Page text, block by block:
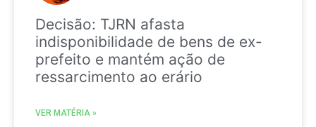
Decisão: TJRN afasta
indisponibilidade de bens de ex-
prefeito e mantém ação de
ressarcimento ao erário
VER MATÉRIA »